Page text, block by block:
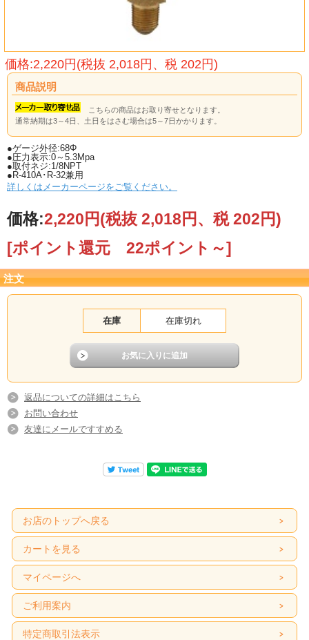
価格:2,220円(税抜 2,018円、税 202円)
商品説明
こちらの商品はお取り寄せとなります。
通常納期は3～4日、土日をはさむ場合は5～7日かかります。
●ゲージ外径:68Φ
●圧力表示:0～5.3Mpa
●取付ネジ:1/8NPT
●R-410A･R-32兼用
詳しくはメーカーページをご覧ください。
価格:2,220円(税抜 2,018円、税 202円)
[ポイント還元 22ポイント～]
注文
在庫 在庫切れ
返品についての詳細はこちら
お問い合わせ
友達にメールですすめる
お店のトップへ戻る
カートを見る
マイページへ
ご利用案内
特定商取引法表示